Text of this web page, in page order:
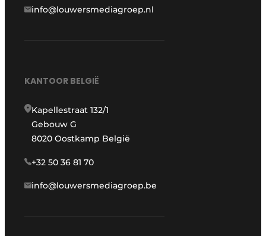
info@louwersmediagroep.nl
KANTOOR BELGIË
Kapellestraat 132/1
Gebouw G
8020 Oostkamp België
+32 50 36 81 70
info@louwersmediagroep.be